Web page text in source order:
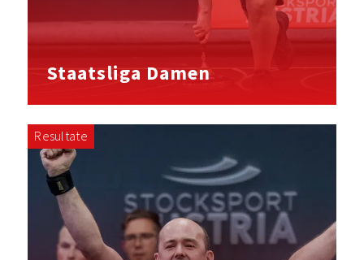
Staatsliga Damen
Resultate